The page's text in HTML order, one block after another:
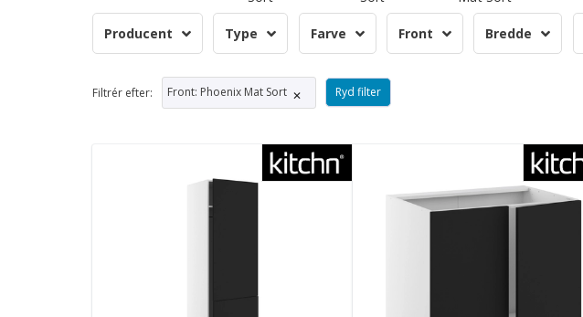
Producent Type Farve Front Bredde
Filtrér efter: Front: Phoenix Mat Sort ✕ Ryd filter